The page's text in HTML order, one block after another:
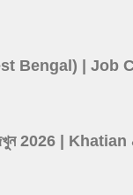
(West Bengal) |
তথ্য দেখুন 2026